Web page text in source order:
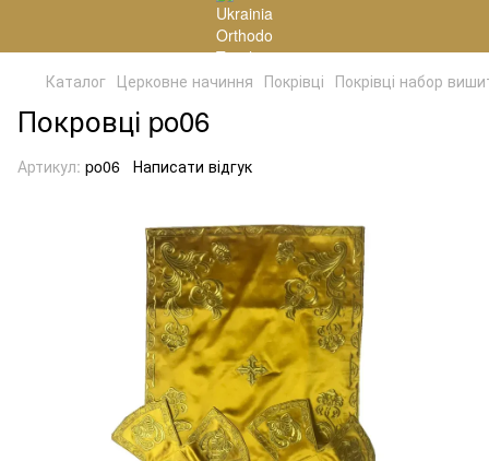
Каталог Церковне начиння Покрівці Покрівці набор
Покровці po06
Артикул: po06 Написати відгук